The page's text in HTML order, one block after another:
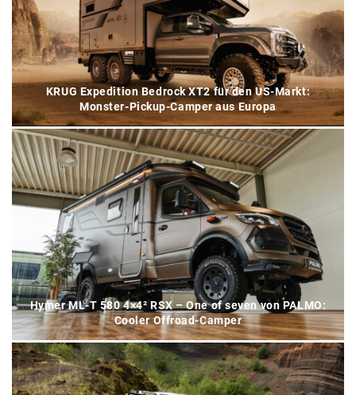
KRUG Expedition Bedrock XT2 für den US-Markt:
Monster-Pickup-Camper aus Europa
Hymer ML-T 580 4×4² RSX – One of seven von PALMO:
Cooler Offroad-Camper